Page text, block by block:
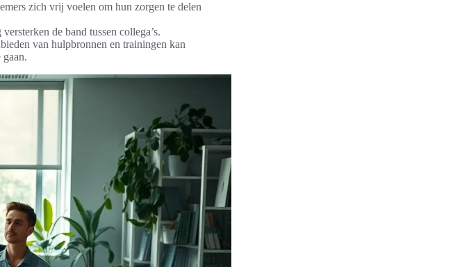
zich vrij voelen om hun zorgen te delen
de band tussen collega’s.
van hulpbronnen en trainingen kan
gaan.